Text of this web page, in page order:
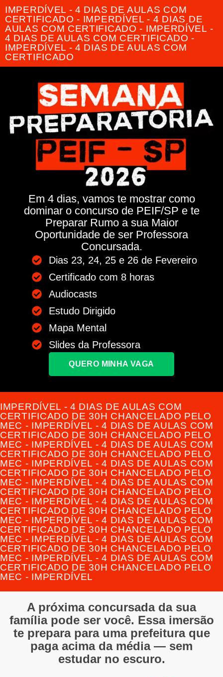
IMPERDÍVEL - 4 DIAS DE AULAS COM
CERTIFICADO - IMPERDÍVEL - 4 DIAS DE
AULAS COM CERTIFICADO - IMPERDÍVEL -
4 DIAS DE AULAS COM CERTIFICADO -
IMPERDÍVEL - 4 DIAS DE AULAS COM
CERTIFICADO
Em 4 dias, vamos te mostrar como
dominar o concurso de PEIF/SP e te
Preparar Rumo a sua Maior
Oportunidade de ser Professora
Concursada.
Dias 23, 24, 25 e 26 de Fevereiro
Certificado com 8 horas
Audiocasts
Estudo Dirigido
Mapa Mental
Slides da Professora
QUERO MINHA VAGA
IMPERDÍVEL - 4 DIAS DE AULAS COM
CERTIFICADO DE 30H CHANCELADO PELO
MEC - IMPERDÍVEL - 4 DIAS DE AULAS COM
CERTIFICADO DE 30H CHANCELADO PELO
MEC - IMPERDÍVEL - 4 DIAS DE AULAS COM
CERTIFICADO DE 30H CHANCELADO PELO
MEC - IMPERDÍVEL - 4 DIAS DE AULAS COM
CERTIFICADO DE 30H CHANCELADO PELO
MEC - IMPERDÍVEL - 4 DIAS DE AULAS COM
CERTIFICADO DE 30H CHANCELADO PELO
MEC - IMPERDÍVEL - 4 DIAS DE AULAS COM
CERTIFICADO DE 30H CHANCELADO PELO
MEC - IMPERDÍVEL - 4 DIAS DE AULAS COM
CERTIFICADO DE 30H CHANCELADO PELO
MEC - IMPERDÍVEL - 4 DIAS DE AULAS COM
CERTIFICADO DE 30H CHANCELADO PELO
MEC - IMPERDÍVEL - 4 DIAS DE AULAS COM
CERTIFICADO DE 30H CHANCELADO PELO
MEC - IMPERDÍVEL
A próxima concursada da sua
família pode ser você. Essa imersão
te prepara para uma prefeitura que
paga acima da média — sem
estudar no escuro.